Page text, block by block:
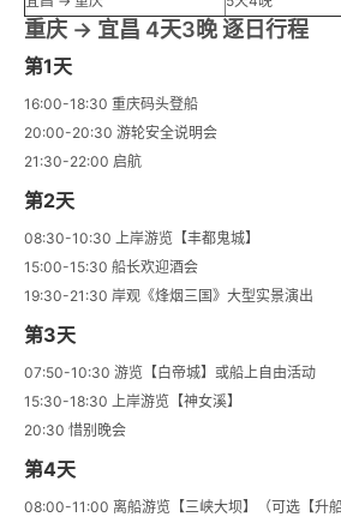
重庆 → 宜昌 4天3晚 逐日行程
第1天
16:00-18:30 重庆码头登船
20:00-20:30 游轮安全说明会
21:30-22:00 启航
第2天
08:30-10:30 上岸游览【丰都鬼城】
15:00-15:30 船长欢迎酒会
19:30-21:30 岸观《烽烟三国》大型实景演出
第3天
07:50-10:30 游览【白帝城】或船上自由活动
15:30-18:30 上岸游览【神女溪】
20:30 惜别晚会
第4天
08:00-11:00 离船游览【三峡大坝】（可选【升